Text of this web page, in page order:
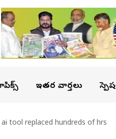
ఇతర వార్తలు
tool replaced hundreds of hrs